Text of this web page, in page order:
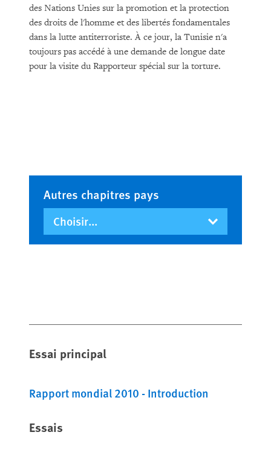
Essai principal
Rapport mondial 2010 - Introduction
Essais
des Nations Unies sur la promotion et la protection
des droits de l'homme et des libertés fondamentales
dans la lutte antiterroriste. À ce jour, la Tunisie n'a
toujours pas accédé à une demande de longue date
pour la visite du Rapporteur spécial sur la torture.
Autres chapitres pays